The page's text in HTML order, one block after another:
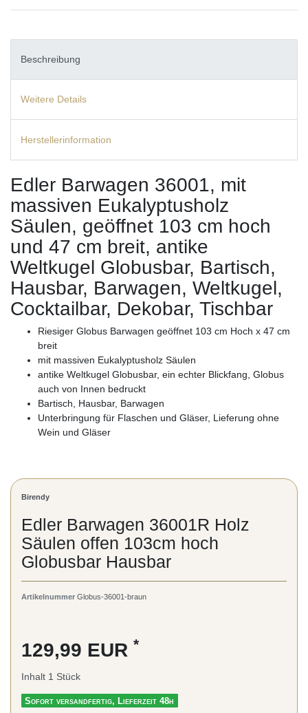
Beschreibung
Weitere Details
Herstellerinformation
Edler Barwagen 36001, mit
massiven Eukalyptusholz
Säulen, geöffnet 103 cm hoch
und 47 cm breit, antike
Weltkugel Globusbar, Bartisch,
Hausbar, Barwagen, Weltkugel,
Cocktailbar, Dekobar, Tischbar
Riesiger Globus Barwagen geöffnet 103 cm Hoch x 47 cm
breit
mit massiven Eukalyptusholz Säulen
antike Weltkugel Globusbar, ein echter Blickfang, Globus
auch von Innen bedruckt
Bartisch, Hausbar, Barwagen
Unterbringung für Flaschen und Gläser, Lieferung ohne
Wein und Gläser
Birendy
Edler Barwagen 36001R Holz
Säulen offen 103cm hoch
Globusbar Hausbar
Artikelnummer Globus-36001-braun
129,99 EUR *
Inhalt 1 Stück
Sofort versandfertig, Lieferzeit 48h